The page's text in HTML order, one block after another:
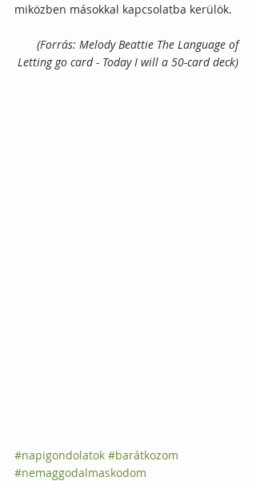
miközben másokkal kapcsolatba kerülök.
(Forrás: Melody Beattie The Language of
Letting go card - Today I will a 50-card deck)
#napigondolatok #barátkozom
#nemaggodalmaskodom